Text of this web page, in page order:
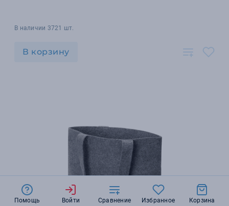
В наличии 3721 шт.
В корзину
Помощь Войти Сравнение Избранное Корзина